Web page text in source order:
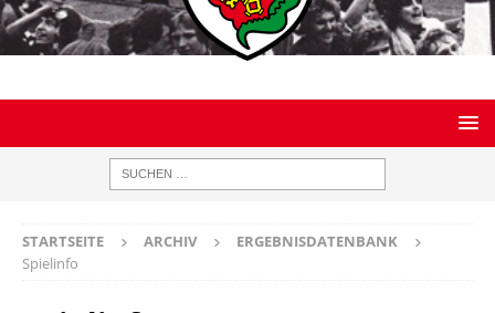
STARTSEITE ARCHIV
ERGEBNISDATENBANK
Spielinfo